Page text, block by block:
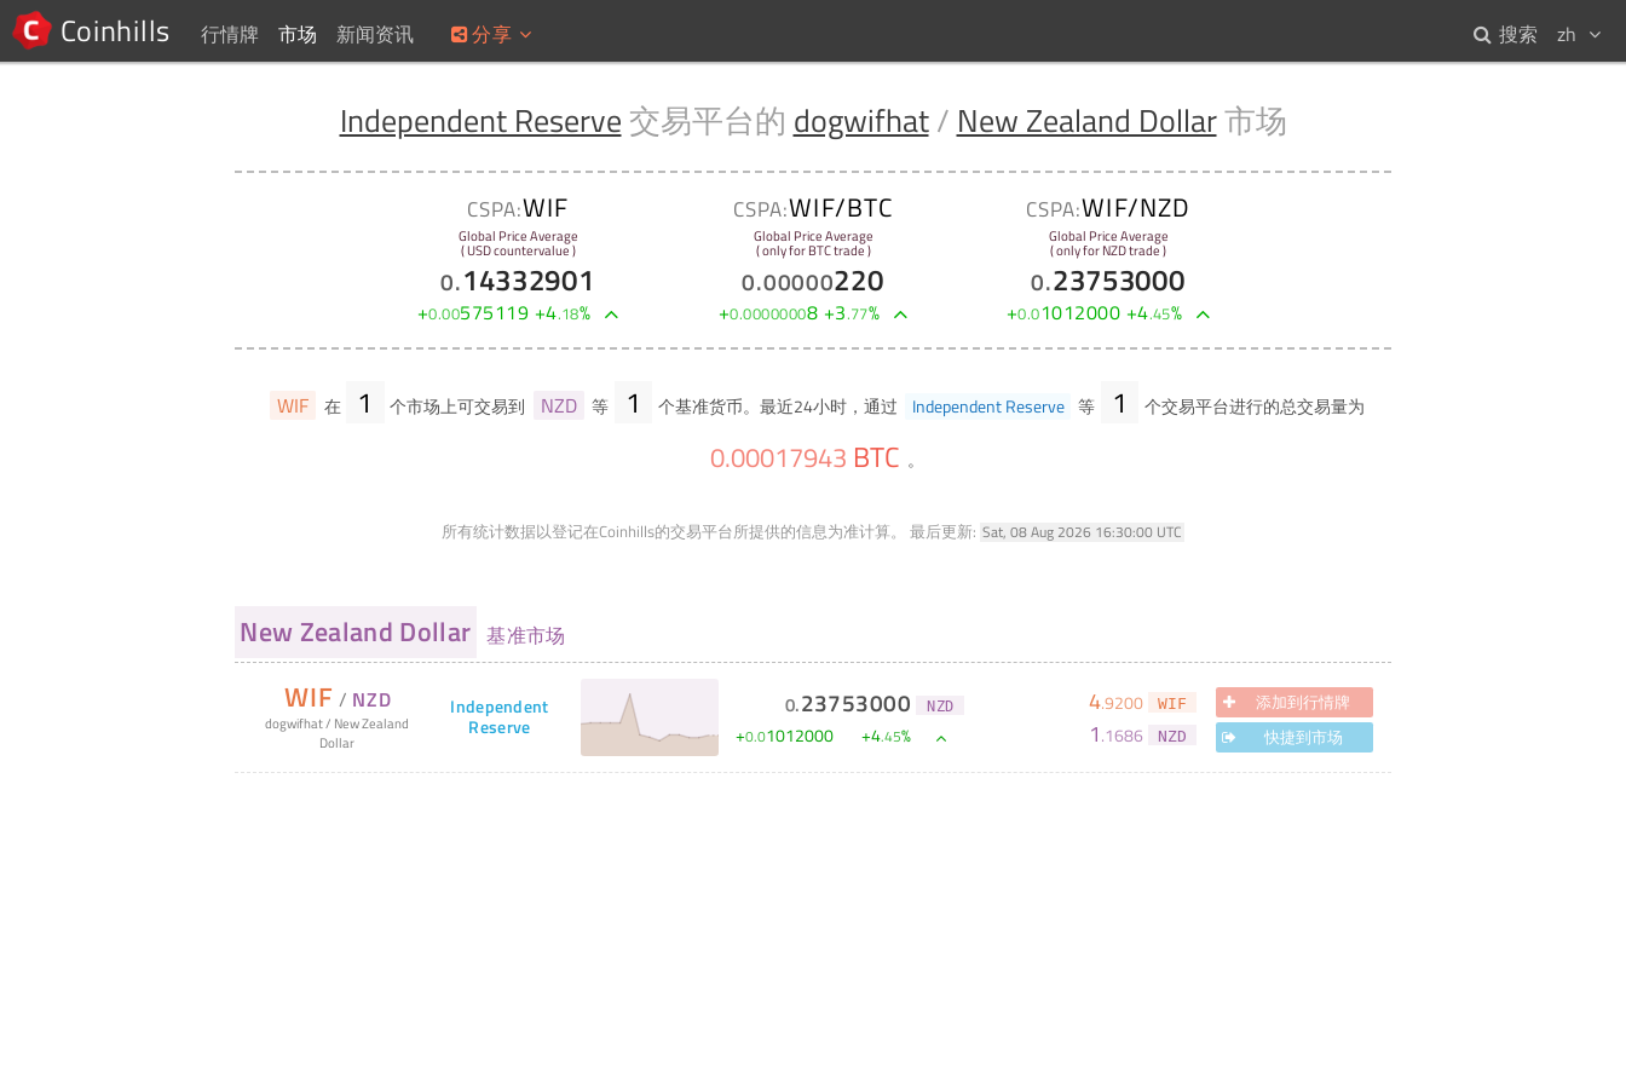
Coinhills 行情牌 市场 新闻资讯 分享 zh
搜索
Independent Reserve 交易平台的 dogwifhat/ New Zealand Dollar市场
CSPA:WIF
Global Price Average
( USD countervalue )
0.14332901
+0.00575119 +4.18%
CSPA:WIF/BTC
Global Price Average
( only for BTC trade )
0.00000220
+0.00000008 +3.77%
CSPA:WIF/NZD
Global Price Average
( only for NZD trade )
0.23753000
+0.01012000 +4.45%
WIF 在 1 个市场上可交易到 NZD 等 1 个基准货币。最近24小时，通过 Independent Reserve 等 1 个交易平台进行的总交易量为
0.00017943 BTC 。
所有统计数据以登记在Coinhills的交易平台所提供的信息为准计算。 最后更新: Sat, 08 Aug 2026 16:30:00 UTC
New Zealand Dollar 基准市场
WIF / NZD
dogwifhat/ New Zealand
Dollar
Independent
Reserve
0.23753000 NZD
+0.01012000 +4.45%
4.9200 WIF
1.1686 NZD
添加到行情牌
快捷到市场